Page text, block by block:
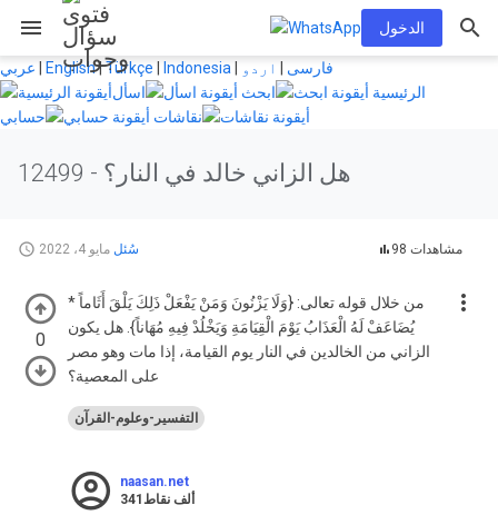
menu الدخول
عربي English|Türkçe Indonesia فارسی
اردو
الرئيسية
ابحث
اسأل
نقاشات
حسابي
12499 - هل الزاني خالد في النار؟
سُئل مايو 4، 2022 98 مشاهدات
0
من خلال قوله تعالى: {وَلَا يَزْنُونَ وَمَنْ يَفْعَلْ ذَلِكَ يَلْقَ أَثَاماً *
يُضَاعَفْ لَهُ الْعَذَابُ يَوْمَ الْقِيَامَةِ وَيَخْلُدْ فِيهِ مُهَاناً}. هل يكون
الزاني من الخالدين في النار يوم القيامة، إذا مات وهو مصر
على المعصية؟
التفسير-وعلوم-القرآن
naasan.net
341ألفنقاط